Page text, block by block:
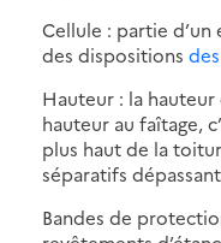
Cellule : partie
des dispositions
Hauteur : la
hauteur au faîtage,
plus haut de la
séparatifs
Bandes de